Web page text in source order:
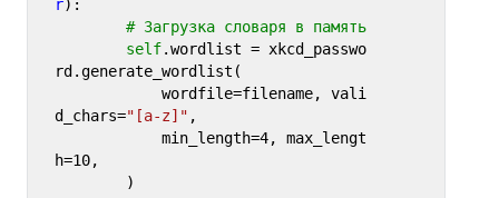
r):
# Загрузка словаря в память
self.wordlist = xkcd_passwo
rd.generate_wordlist(
d_chars="[a-z]" ,
            min_length=
4, max_lengt
h=10,